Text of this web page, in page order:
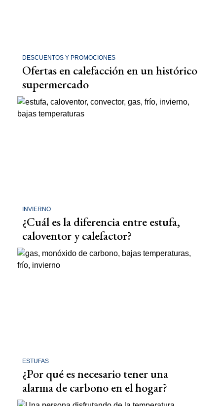
DESCUENTOS Y PROMOCIONES
Ofertas en calefacción en un histórico
supermercado
INVIERNO
¿Cuál es la diferencia entre estufa,
caloventor y calefactor?
ESTUFAS
¿Por qué es necesario tener una
alarma de carbono en el hogar?